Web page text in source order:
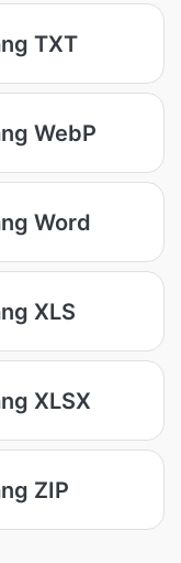
TXT
WebP
Word
XLS
XLSX
ZIP